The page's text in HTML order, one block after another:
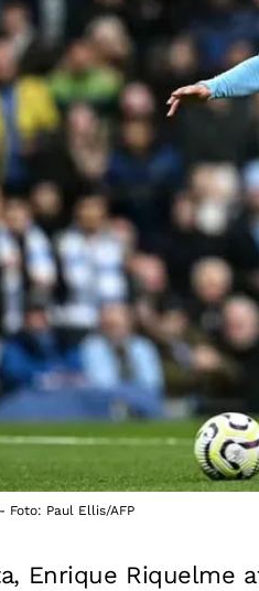
Foto: Paul Ellis/AFP
Enrique Riquelme